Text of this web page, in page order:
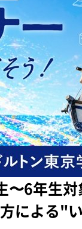
6年生対
による"